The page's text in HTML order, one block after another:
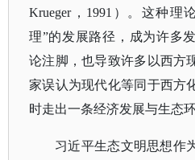
Krueger，1991）。这种理
理”的发展路径，成为许多
论注脚，也导致许多以西方
家误认为现代化等同于西方
时走出一条经济发展与生态
习近平生态文明思想作